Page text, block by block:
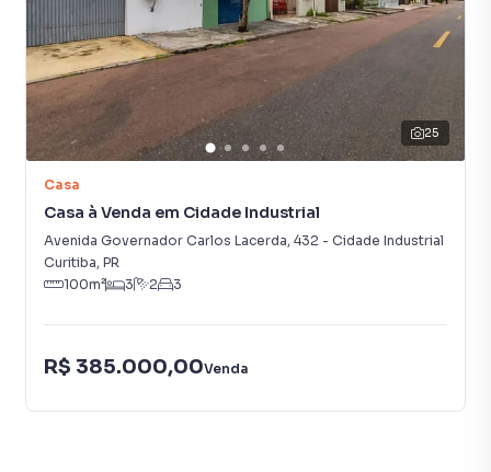
25
Casa
Casa à Venda em Cidade Industrial
Avenida Governador Carlos Lacerda, 432 - Cidade Industrial
Curitiba, PR
100m² 3 2 3
R$ 385.000,00Venda